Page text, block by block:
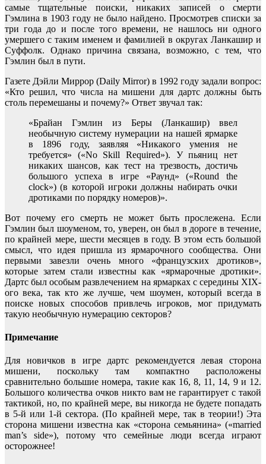
самые тщательные поиски, никаких записей о смерти
Гэмлина в 1903 году не было найдено. Просмотрев списки за
три года до и после того времени, не нашлось ни одного
умершего с таким именем и фамилией в округах Ланкашир и
Суффолк. Однако причина связана, возможно, с тем, что
Гэмлин был в пути.
Газете Дэйли Миррор (Daily Mirror) в 1992 году задали вопрос:
«Кто решил, что числа на мишени для дартс должны быть
столь перемешаны и почему?» Ответ звучал так:
«Брайан Гэмлин из Беры (Ланкашир) ввел
необычную систему нумерации на нашей ярмарке
в 1896 году, заявляя «Никакого умения не
требуется» («No Skill Required»). У пьяниц нет
никаких шансов, как тест на трезвость, достичь
большого успеха в игре «Раунд» («Round the
clock») (в которой игроки должны набирать очки
дротиками по порядку номеров)».
Вот почему его смерть не может быть прослежена. Если
Гэмлин был шоуменом, то, уверен, он был в дороге в течение,
по крайней мере, шести месяцев в году. В этом есть большой
смысл, что идея пришла из ярмарочного сообщества. Они
первыми завезли очень много «французских дротиков»,
которые затем стали известны как «ярмарочные дротики».
Дартс был особым развлечением на ярмарках с середины XIX-
ого века, так кто же лучше, чем шоумен, который всегда в
поиске новых способов привлечь игроков, мог придумать
такую необычную нумерацию секторов?
Примечание
Для новичков в игре дартс рекомендуется левая сторона
мишени, поскольку там компактно расположены
сравнительно большие номера, такие как 16, 8, 11, 14, 9 и 12.
Большого количества очков никто вам не гарантирует с такой
тактикой, но, по крайней мере, вы никогда не будете попадать
в 5-й или 1-й сектора. (По крайней мере, так в теории!) Эта
сторона мишени известна как «сторона семьянина» («married
man’s side»), потому что семейные люди всегда играют
осторожнее!